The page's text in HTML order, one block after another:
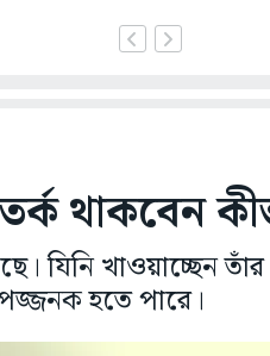
থাকবেন
খাওয়াচ্ছেন তাঁর
হতে পারে।